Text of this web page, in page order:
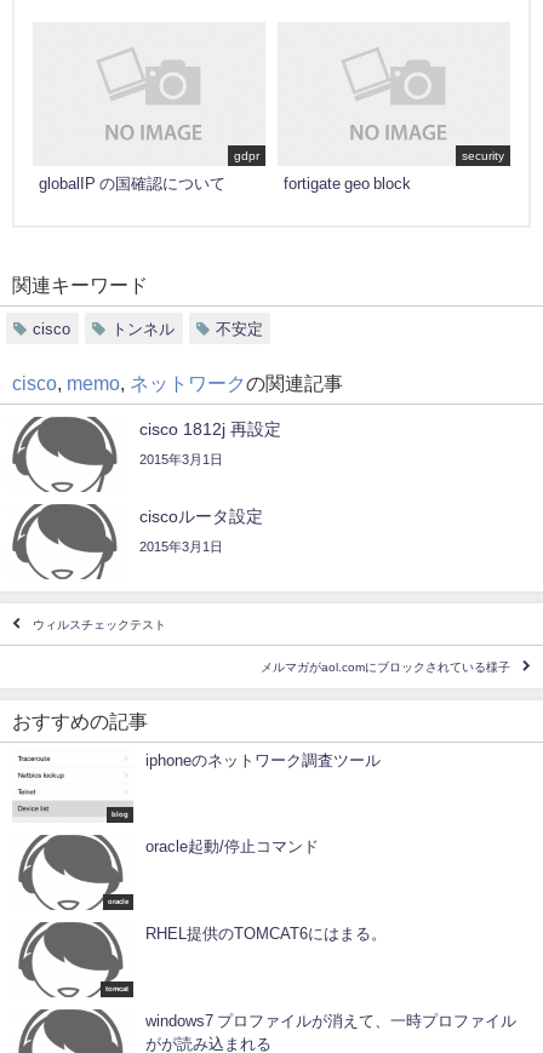
gdpr
globalIP の国確認について
security
fortigate geo block
関連キーワード
cisco トンネル 不安定
cisco, memo, ネットワークの関連記事
cisco 1812j 再設定
2015年3月1日
ciscoルータ設定
2015年3月1日
ウィルスチェックテスト
メルマガがaol.comにブロックされている様子
おすすめの記事
blog
iphoneのネットワーク調査ツール
oracle
oracle起動/停止コマンド
tomcat
RHEL提供のTOMCAT6にはまる。
windows7 プロファイルが消えて、一時プロファイル
がが読み込まれる